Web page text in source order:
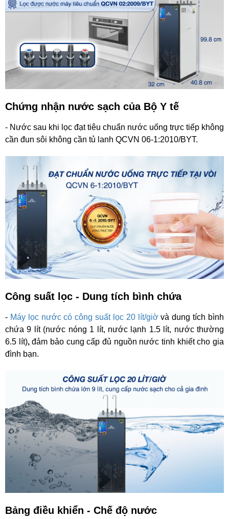
Chứng nhận nước sạch của Bộ Y tế
- Nước sau khi lọc đạt tiêu chuẩn nước uống trực tiếp không
cần đun sôi không cần tủ lanh QCVN 06-1:2010/BYT.
Công suất lọc - Dung tích bình chứa
- Máy lọc nước có công suất lọc 20 lít/giờ và dung tích bình
chứa 9 lít (nước nóng 1 lít, nước lạnh 1.5 lít, nước thường
6.5 lít),đảm bảo cung cấp đủ nguồn nước tinh khiết cho gia
đình bạn.
Bảng điều khiển - Chế độ nước